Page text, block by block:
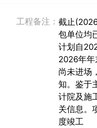
工程备注： 截止
包单位均
计划自
2026年年
尚未进场
知。鉴于
计院及施
关信息。
度竣工